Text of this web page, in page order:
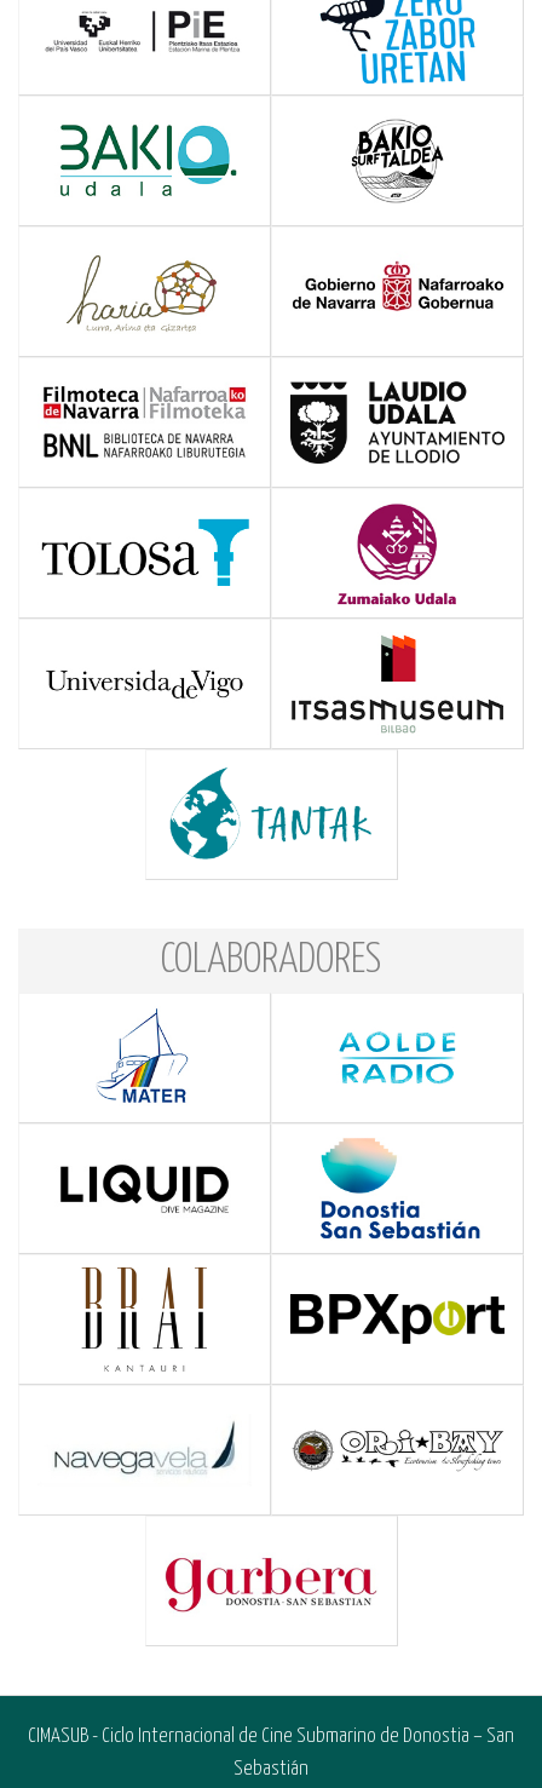
COLABORADORES
CIMASUB - Ciclo Internacional de Cine Submarino de Donostia – San
Sebastián